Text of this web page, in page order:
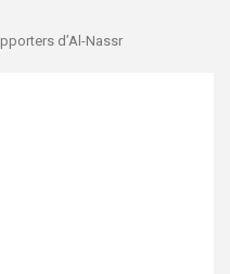
d’Al-Nassr